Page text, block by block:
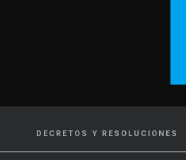
DECRETOS Y RESOLUCIONES